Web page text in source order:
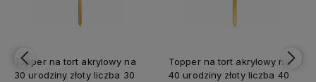
Topper na tort akrylowy na
30 urodziny złoty liczba 30
Topper na tort akrylowy na
40 urodziny złoty liczba 40